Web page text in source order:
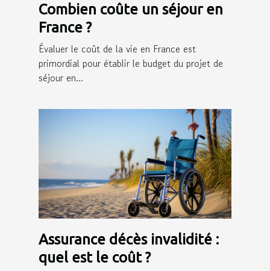
Combien coûte un séjour en
France ?
Évaluer le coût de la vie en France est
primordial pour établir le budget du projet de
séjour en...
Assurance décès invalidité :
quel est le coût ?